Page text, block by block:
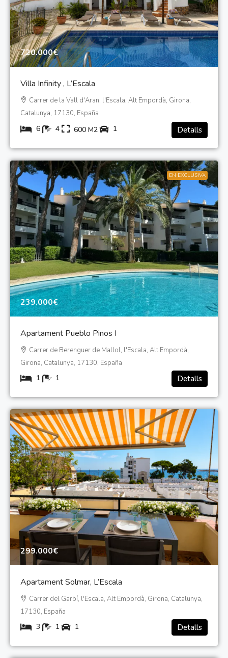
720.000€
Villa Infinity , L’Escala
Carrer de la Vall d'Aran, l'Escala, Alt Empordà, Girona,
Catalunya, 17130, España
6 4 600 M2 1 Detalls
EN EXCLUSIVA
239.000€
Apartament Pueblo Pinos I
Carrer de Berenguer de Mallol, l'Escala, Alt Empordà,
Girona, Catalunya, 17130, España
1 1 Detalls
299.000€
Apartament Solmar, L’Escala
Carrer del Garbí, l'Escala, Alt Empordà, Girona, Catalunya,
17130, España
3 1 1 Detalls